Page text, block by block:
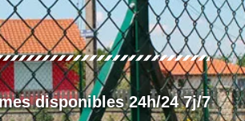
disponibles 24h/24 7j/7